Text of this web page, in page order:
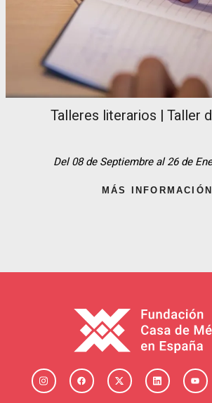
Talleres literarios | Taller
Del 08 de Septiembre al 26 de
MÁS INFORMACIÓN